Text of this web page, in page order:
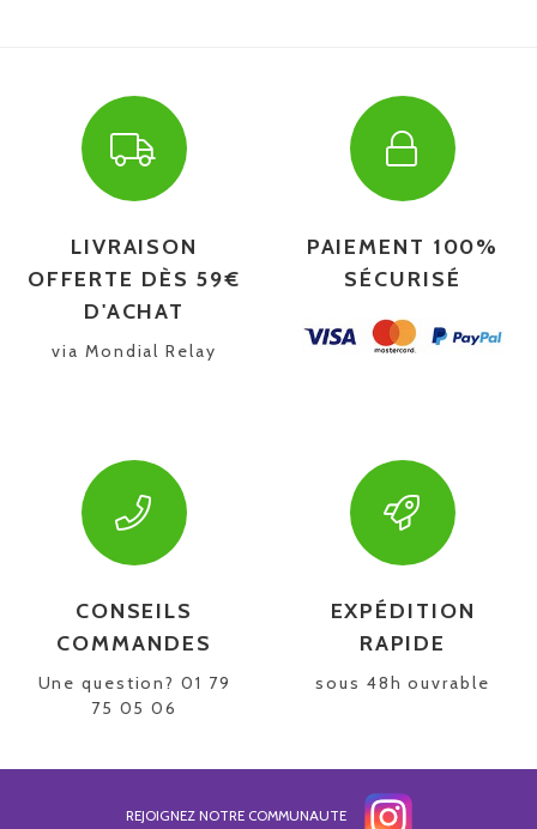
LIVRAISON
OFFERTE DÈS 59€
D'ACHAT
via Mondial Relay
PAIEMENT 100%
SÉCURISÉ
CONSEILS
COMMANDES
Une question? 01 79
75 05 06
EXPÉDITION
RAPIDE
sous 48h ouvrable
REJOIGNEZ NOTRE COMMUNAUTE